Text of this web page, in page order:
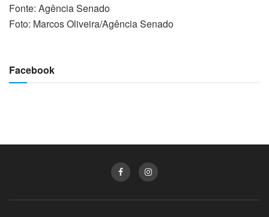
Fonte: Agência Senado
Foto: Marcos Oliveira/Agência Senado
Facebook